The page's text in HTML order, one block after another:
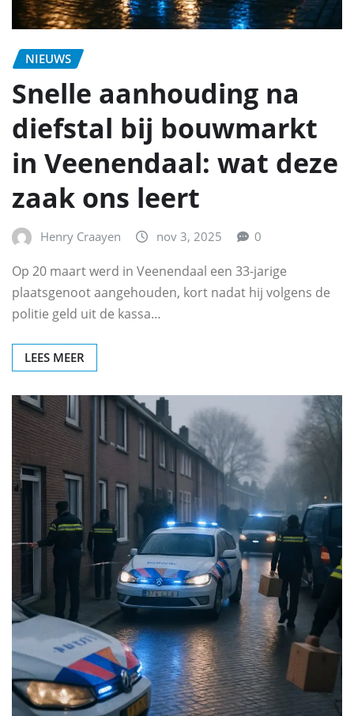
NIEUWS
Snelle aanhouding na
diefstal bij bouwmarkt
in Veenendaal: wat deze
zaak ons leert
Henry Craayen nov 3, 2025 0
Op 20 maart werd in Veenendaal een 33-jarige
plaatsgenoot aangehouden, kort nadat hij volgens de
politie geld uit de kassa…
LEES MEER